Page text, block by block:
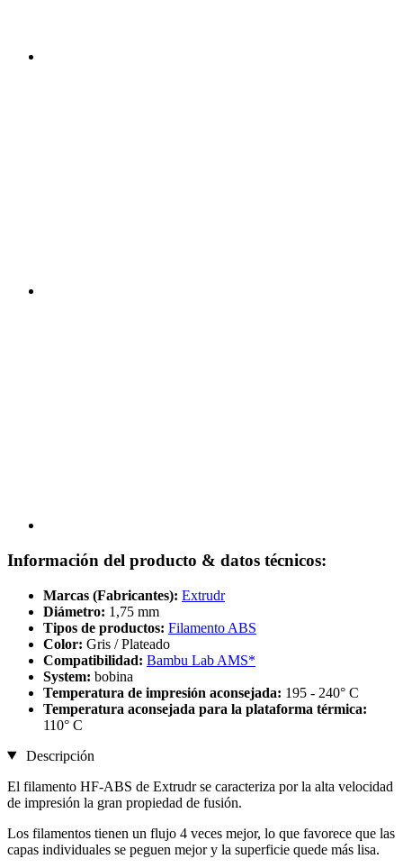
Información del producto & datos técnicos:
Marcas (Fabricantes): Extrudr
Diámetro: 1,75 mm
Tipos de productos: Filamento ABS
Color: Gris / Plateado
Compatibilidad: Bambu Lab AMS*
System: bobina
Temperatura de impresión aconsejada: 195 - 240° C
Temperatura aconsejada para la plataforma térmica:
110° C
Descripción
El filamento HF-ABS de Extrudr se caracteriza por la alta velocidad
de impresión la gran propiedad de fusión.
Los filamentos tienen un flujo 4 veces mejor, lo que favorece que las
capas individuales se peguen mejor y la superficie quede más lisa.